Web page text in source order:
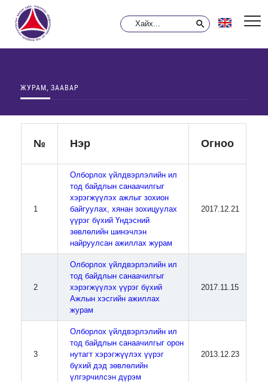
ЖУРАМ, ЗААВАР
№ Нэр Огноо
1
Олборлох үйлдвэрлэлийн ил
тод байдлын санаачилгыг
хэрэгжүүлэх ажлыг зохион
байгуулах, хянан зохицуулах
үүрэг бүхий Үндэсний
зөвлөлийн шинэчлэн
найруулсан ажиллах журам
2017.12.21
2
Олборлох үйлдвэрлэлийн ил
тод байдлын санаачилгыг
хэрэгжүүлэх үүрэг бүхий
Ажлын хэсгийн ажиллах
журам
2017.11.15
3
Олборлох үйлдвэрлэлийн ил
тод байдлын санаачилгыг орон
нутагт хэрэгжүүлэх үүрэг
бүхий дэд зөвлөлийн
үлгэрчилсэн дүрэм
2013.12.23